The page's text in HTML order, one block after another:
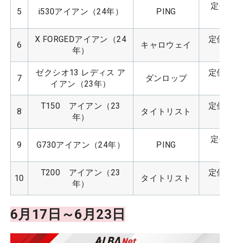
5 i530アイアン（24年） PING
定価
6
X FORGEDアイアン（24
年）
キャロウェイ
定価
7
ゼクシオ13 レディス ア
イアン（23年）
ダンロップ
定価
8
T150　アイアン（23
年）
タイトリスト
定価
9 G730アイアン（24年） PING
定価
10
T200　アイアン（23
年）
タイトリスト
定価
6月17日～6月23日